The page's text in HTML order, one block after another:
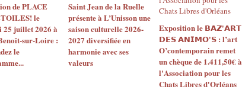
de PLACE
le
25 juillet 2026 à
sur-Loire :
le
Saint Jean de la Ruelle
présente à L’Unisson une
saison culturelle 2026-
2027 diversifiée en
harmonie avec ses
valeurs
Exposition le 𝗕𝗔𝗭'𝗔𝗥𝗧
𝗗𝗘𝗦 𝗔𝗡𝗜𝗠𝗢'𝗦 : l’art
O’contemporain remet
un chèque de 1.411,50€ à
l'Association pour les
Chats Libres d'Orléans